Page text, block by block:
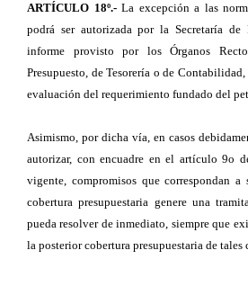
ARTÍCULO 18º.- La excepción a las
podrá ser autorizada por la Secretaría
informe provisto por los Órganos
Presupuesto, de Tesorería o de
evaluación del requerimiento fundado del
Asimismo, por dicha vía, en casos
autorizar, con encuadre en el artículo 9o
vigente, compromisos que correspondan
cobertura presupuestaria genere una
pueda resolver de inmediato, siempre que
la posterior cobertura presupuestaria de tales